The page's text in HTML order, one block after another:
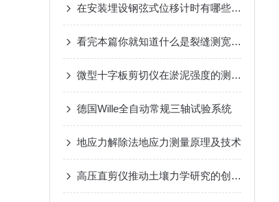
在安装埋设钢弦式位移计时有哪些要求你知道么
看完本篇你就知道什么是裂缝测宽仪了
微型十字板剪切仪在淤泥强度的测定时所用方法的建议
德国Wille全自动常规三轴试验系统
地应力解除法地应力测量原理及技术
高压直剪仪推动土壤力学研究的创新发展